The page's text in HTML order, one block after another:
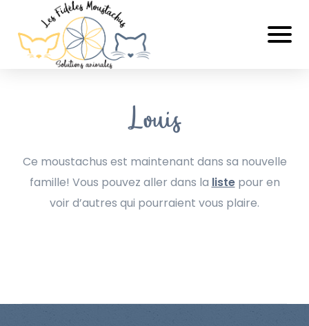
Louis
Ce moustachus est maintenant dans sa nouvelle
famille! Vous pouvez aller dans la listepour en
voir d’autres qui pourraient vous plaire.